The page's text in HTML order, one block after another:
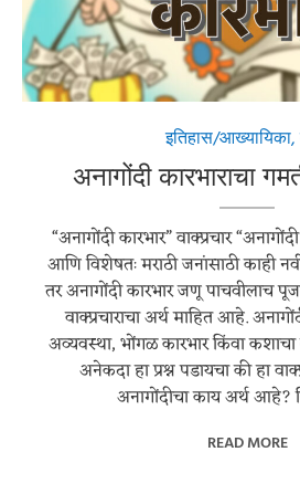
इतिहास/आख्यायिका,
अनागोंदी कारभाराचा
“अनागोंदी कारभार” वाक्प्रचार
आणि विशेषतः मराठी जनांसाठी काही
तर अनागोंदी कारभार जणू पाचवीलाच
वाक्प्रचाराचा अर्थ माहित आहे.
अव्यवस्था, भोंगळ कारभार किंवा
अनेकदा हा प्रश्न पडायचा की हा
अनागोंदीचा काय अर्थ
READ MORE